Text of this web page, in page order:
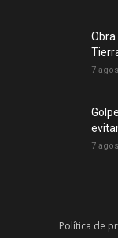
7
7
Política de